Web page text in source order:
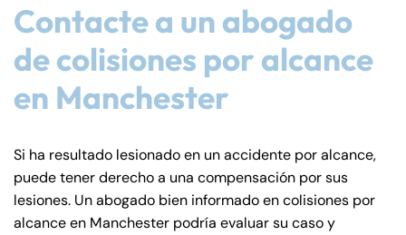
Contacte a un abogado
de colisiones por alcance
en Manchester
Si ha resultado lesionado en un accidente por alcance,
puede tener derecho a una compensación por sus
lesiones. Un abogado bien informado en colisiones por
alcance en Manchester podría evaluar su caso y